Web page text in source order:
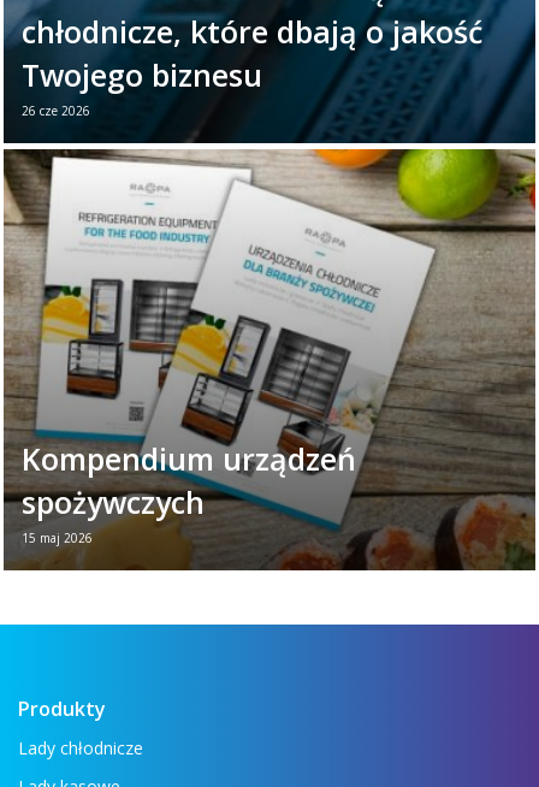
chłodnicze, które dbają o jakość
Twojego biznesu
26 cze 2026
26 czerwca obchodzimy Światowy Dzień
Chłodnictwa. To dobry moment, aby
przypomnieć, jak ważną rolę odgrywają
urządzenia chłodnicze w ...
Czytaj więcej →
Kompendium urządzeń
spożywczych
15 maj 2026
Nowa broszura - Urządzenia dla branży
Produkty
Lady chłodnicze